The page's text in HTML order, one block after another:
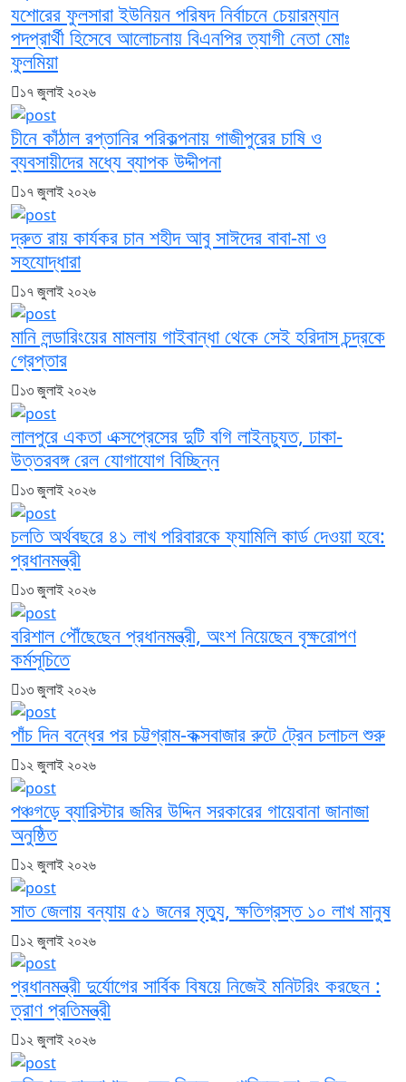
যশোরের ফুলসারা ইউনিয়ন পরিষদ নির্বাচনে চেয়ারম্যান
পদপ্রার্থী হিসেবে আলোচনায় বিএনপির ত্যাগী নেতা মোঃ
ফুলমিয়া
১৭ জুলাই ২০২৬
চীনে কাঁঠাল রপ্তানির পরিকল্পনায় গাজীপুরের চাষি ও
ব্যবসায়ীদের মধ্যে ব্যাপক উদ্দীপনা
১৭ জুলাই ২০২৬
দ্রুত রায় কার্যকর চান শহীদ আবু সাঈদের বাবা-মা ও
সহযোদ্ধারা
১৭ জুলাই ২০২৬
মানি লন্ডারিংয়ের মামলায় গাইবান্ধা থেকে সেই হরিদাস চন্দ্রকে
গ্রেপ্তার
১৩ জুলাই ২০২৬
লালপুরে একতা এক্সপ্রেসের দুটি বগি লাইনচ্যুত, ঢাকা-
উত্তরবঙ্গ রেল যোগাযোগ বিচ্ছিন্ন
১৩ জুলাই ২০২৬
চলতি অর্থবছরে ৪১ লাখ পরিবারকে ফ্যামিলি কার্ড দেওয়া হবে:
প্রধানমন্ত্রী
১৩ জুলাই ২০২৬
বরিশাল পৌঁছেছেন প্রধানমন্ত্রী, অংশ নিয়েছেন বৃক্ষরোপণ
কর্মসূচিতে
১৩ জুলাই ২০২৬
পাঁচ দিন বন্ধের পর চট্টগ্রাম-কক্সবাজার রুটে ট্রেন চলাচল শুরু
১২ জুলাই ২০২৬
পঞ্চগড়ে ব্যারিস্টার জমির উদ্দিন সরকারের গায়েবানা জানাজা
অনুষ্ঠিত
১২ জুলাই ২০২৬
সাত জেলায় বন্যায় ৫১ জনের মৃত্যু, ক্ষতিগ্রস্ত ১০ লাখ মানুষ
১২ জুলাই ২০২৬
প্রধানমন্ত্রী দুর্যোগের সার্বিক বিষয়ে নিজেই মনিটরিং করছেন :
ত্রাণ প্রতিমন্ত্রী
১২ জুলাই ২০২৬